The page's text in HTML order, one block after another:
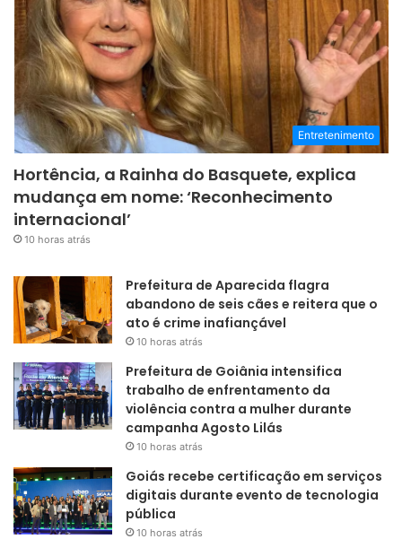
Entretenimento
Hortência, a Rainha do Basquete, explica
mudança em nome: ‘Reconhecimento
internacional’
10 horas atrás
Prefeitura de Aparecida flagra
abandono de seis cães e reitera que o
ato é crime inafiançável
10 horas atrás
Prefeitura de Goiânia intensifica
trabalho de enfrentamento da
violência contra a mulher durante
campanha Agosto Lilás
10 horas atrás
Goiás recebe certificação em serviços
digitais durante evento de tecnologia
pública
10 horas atrás